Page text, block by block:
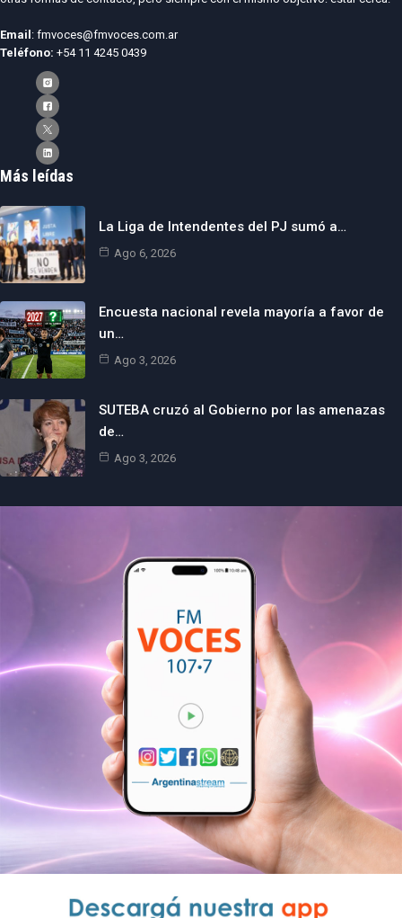
Email : fmvoces@fmvoces.com.ar
Teléfono: +54 11 4245 0439
Más leídas
La Liga de Intendentes del PJ sumó a…
Ago 6, 2026
Encuesta nacional revela mayoría a favor de
un…
Ago 3, 2026
SUTEBA cruzó al Gobierno por las amenazas
de…
Ago 3, 2026